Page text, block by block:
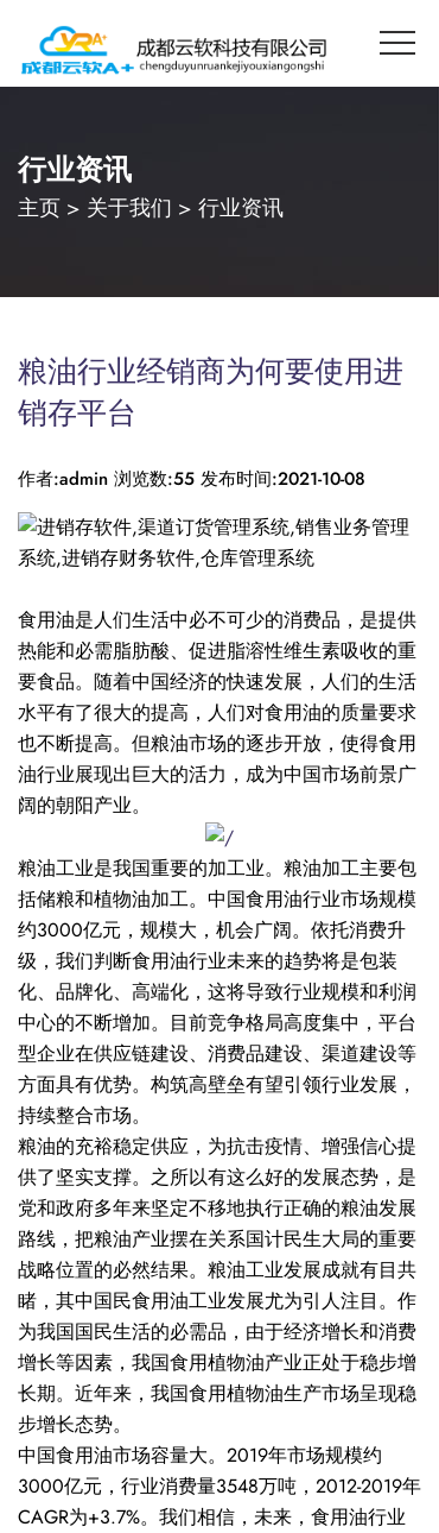
行业资讯
主页 > 关于我们 > 行业资讯
粮油行业经销商为何要使用进
销存平台
作者:admin 浏览数:55 发布时间:2021-10-08
食用油是人们生活中必不可少的消费品，是提供
热能和必需脂肪酸、促进脂溶性维生素吸收的重
要食品。随着中国经济的快速发展，人们的生活
水平有了很大的提高，人们对食用油的质量要求
也不断提高。但粮油市场的逐步开放，使得食用
油行业展现出巨大的活力，成为中国市场前景广
阔的朝阳产业。
粮油工业是我国重要的加工业。粮油加工主要包
括储粮和植物油加工。中国食用油行业市场规模
约3000亿元，规模大，机会广阔。依托消费升
级，我们判断食用油行业未来的趋势将是包装
化、品牌化、高端化，这将导致行业规模和利润
中心的不断增加。目前竞争格局高度集中，平台
型企业在供应链建设、消费品建设、渠道建设等
方面具有优势。构筑高壁垒有望引领行业发展，
持续整合市场。
粮油的充裕稳定供应，为抗击疫情、增强信心提
供了坚实支撑。之所以有这么好的发展态势，是
党和政府多年来坚定不移地执行正确的粮油发展
路线，把粮油产业摆在关系国计民生大局的重要
战略位置的必然结果。粮油工业发展成就有目共
睹，其中国民食用油工业发展尤为引人注目。作
为我国国民生活的必需品，由于经济增长和消费
增长等因素，我国食用植物油产业正处于稳步增
长期。近年来，我国食用植物油生产市场呈现稳
步增长态势。
中国食用油市场容量大。 2019年市场规模约
3000亿元，行业消费量3548万吨，2012-2019年
CAGR为+3.7%。我们相信，未来，食用油行业